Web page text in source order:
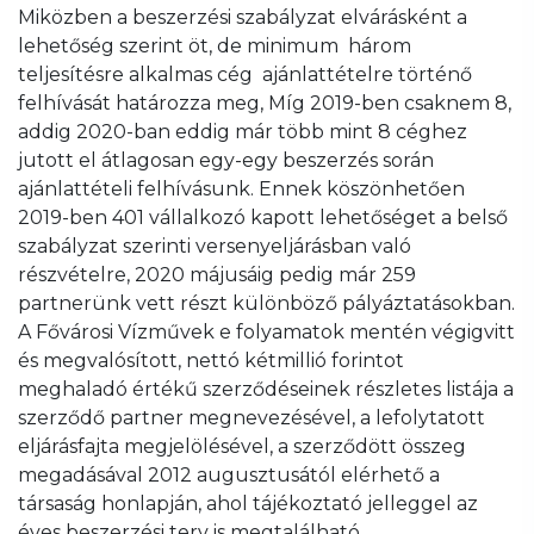
Miközben a beszerzési szabályzat elvárásként a
lehetőség szerint öt, de minimum három
teljesítésre alkalmas cég ajánlattételre történő
felhívását határozza meg, Míg 2019-ben csaknem 8,
addig 2020-ban eddig már több mint 8 céghez
jutott el átlagosan egy-egy beszerzés során
ajánlattételi felhívásunk. Ennek köszönhetően
2019-ben 401 vállalkozó kapott lehetőséget a belső
szabályzat szerinti versenyeljárásban való
részvételre, 2020 májusáig pedig már 259
partnerünk vett részt különböző pályáztatásokban.
A Fővárosi Vízművek e folyamatok mentén végigvitt
és megvalósított, nettó kétmillió forintot
meghaladó értékű szerződéseinek részletes listája a
szerződő partner megnevezésével, a lefolytatott
eljárásfajta megjelölésével, a szerződött összeg
megadásával 2012 augusztusától elérhető a
társaság honlapján, ahol tájékoztató jelleggel az